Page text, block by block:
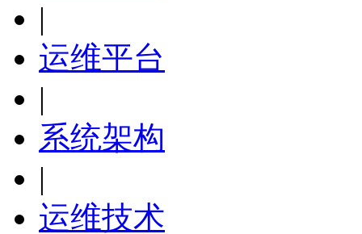
|
运维平台
|
系统架构
|
运维技术